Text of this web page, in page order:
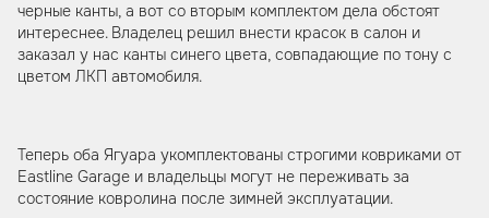
черные канты, а вот со вторым комплектом дела обстоят
интереснее. Владелец решил внести красок в салон и
заказал у нас канты синего цвета, совпадающие по тону с
цветом ЛКП автомобиля.
Теперь оба Ягуара укомплектованы строгими ковриками от
Eastline Garage и владельцы могут не переживать за
состояние ковролина после зимней эксплуатации.